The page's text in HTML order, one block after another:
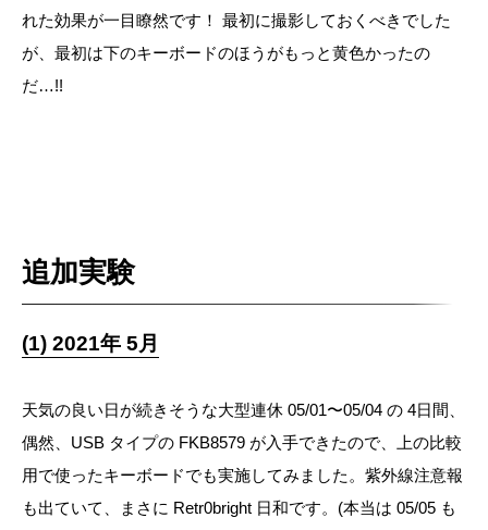
れた効果が一目瞭然です！ 最初に撮影しておくべきでした
が、最初は下のキーボードのほうがもっと黄色かったの
だ…!!
追加実験
(1) 2021年 5月
天気の良い日が続きそうな大型連休 05/01〜05/04 の 4日間、
偶然、USB タイプの FKB8579 が入手できたので、上の比較
用で使ったキーボードでも実施してみました。紫外線注意報
も出ていて、まさに Retr0bright 日和です。(本当は 05/05 も